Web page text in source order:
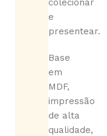
colecionar
e
presentear.
Base
em
MDF,
impressão
de alta
qualidade,